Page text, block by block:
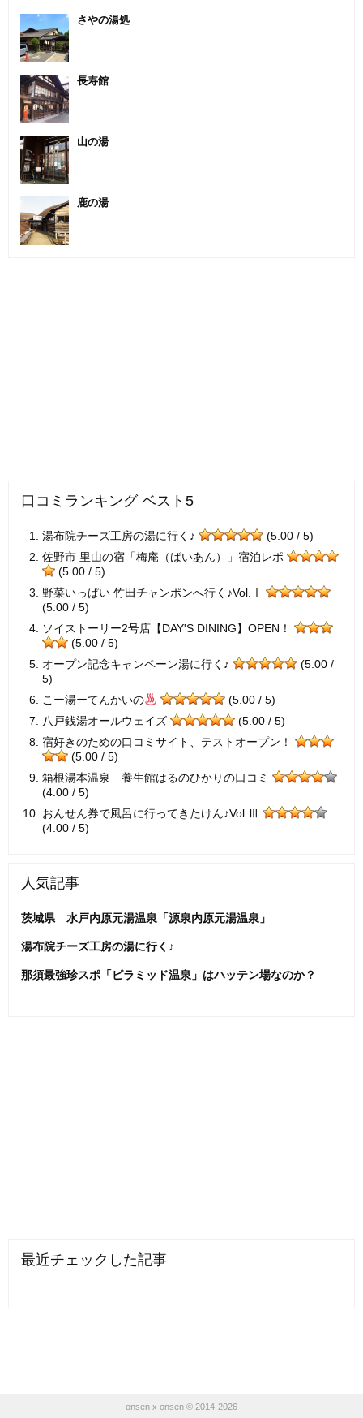
さやの湯処
長寿館
山の湯
鹿の湯
口コミランキング ベスト5
湯布院チーズ工房の湯に行く♪
(5.00 / 5)
佐野市 里山の宿「梅庵（ばいあん）」宿泊レポ
(5.00 / 5)
野菜いっぱい 竹田チャンポンへ行く♪Vol.Ⅰ
(5.00 / 5)
ソイストーリー2号店【DAY'S DINING】OPEN！
(5.00 / 5)
オープン記念キャンペーン湯に行く♪
(5.00 /
5)
こー湯ーてんかいの
(5.00 / 5)
八戸銭湯オールウェイズ
(5.00 / 5)
宿好きのための口コミサイト、テストオープン！
(5.00 / 5)
箱根湯本温泉 養生館はるのひかりの口コミ
(4.00 / 5)
おんせん券で風呂に行ってきたけん♪Vol.Ⅲ
(4.00 / 5)
人気記事
茨城県 水戸内原元湯温泉「源泉内原元湯温泉」
湯布院チーズ工房の湯に行く♪
那須最強珍スポ「ピラミッド温泉」はハッテン場なのか？
最近チェックした記事
onsen x onsen © 2014-2026